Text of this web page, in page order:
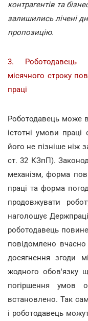
контрагентів та
залишились лічені
пропозицію.
3. Роботодавець
місячного строку
праці
Роботодавець може
істотні умови
його не пізніше ніж
ст. 32 КЗпП).
механізм, форма
праці та форма
продовжувати
наголошує
роботодавець
повідомлено
досягнення згоди
жодного обов'язку
погіршення умов
встановлено. Так
і роботодавець